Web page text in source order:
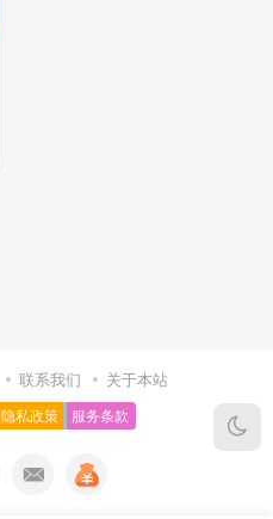
联系我们 关于本站
隐私政策 服务条款